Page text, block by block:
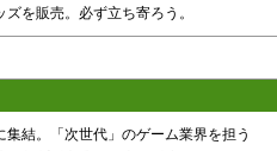
を販売。必ず立ち寄ろう。
結。「次世代」のゲーム業界を担う